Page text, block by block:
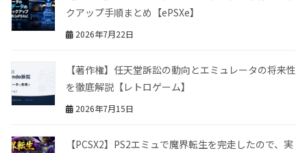
クアップ手順まとめ【ePSXe】
2026年7月22日
【著作権】任天堂訴訟の動向とエミュレータの将来性
を徹底解説【レトロゲーム】
2026年7月15日
【PCSX2】PS2エミュで魔界転生を完走したので、実